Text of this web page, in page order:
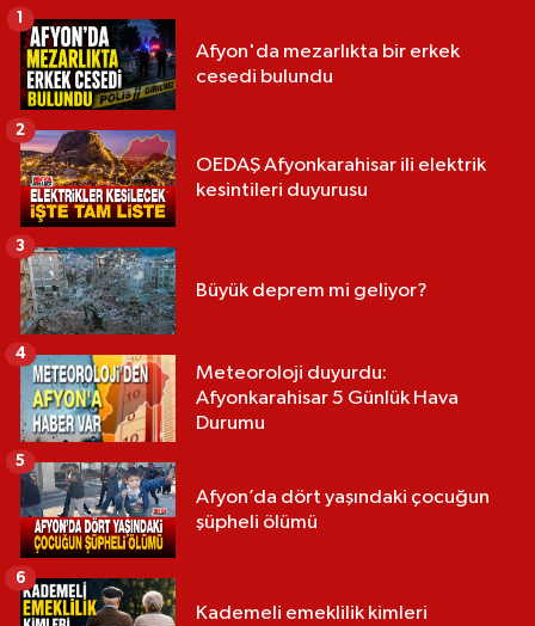
Afyon'da mezarlıkta bir erkek
cesedi bulundu
1
OEDAŞ Afyonkarahisar ili elektrik
kesintileri duyurusu
2
Büyük deprem mi geliyor?
3
Meteoroloji duyurdu:
Afyonkarahisar 5 Günlük Hava
Durumu
4
Afyon’da dört yaşındaki çocuğun
şüpheli ölümü
5
Kademeli emeklilik kimleri
6